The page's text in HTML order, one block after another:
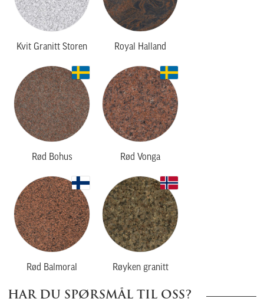
Kvit Granitt Storen Royal Halland
Rød Bohus Rød Vonga
Rød Balmoral Røyken granitt
HAR DU SPØRSMÅL TIL OSS?